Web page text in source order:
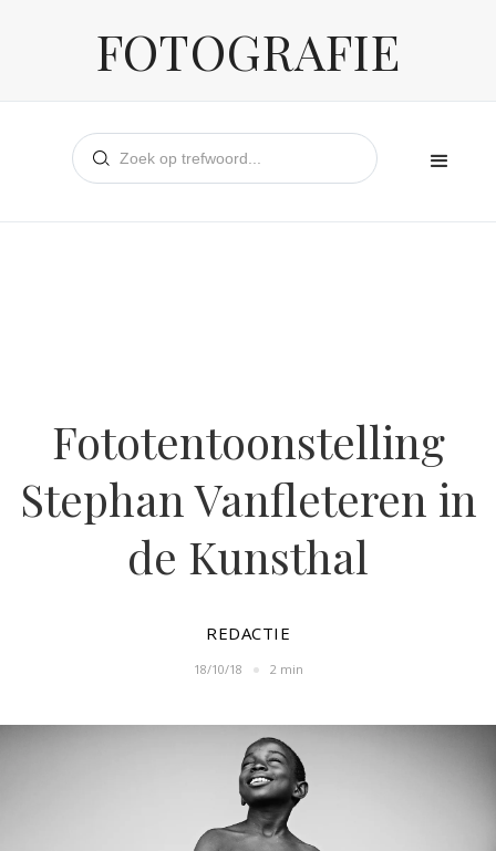
FOTOGRAFIE
Fototentoonstelling
Stephan Vanfleteren in
de Kunsthal
REDACTIE
18/10/18 2 min